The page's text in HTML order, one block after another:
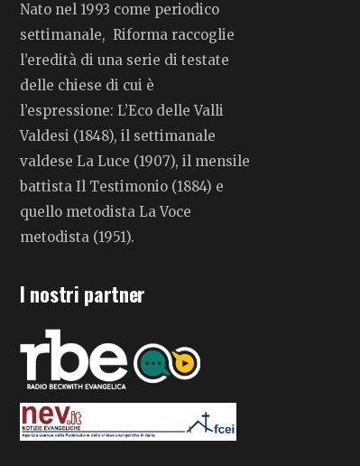
Nato nel 1993 come periodico
settimanale, Riforma raccoglie
l’eredità di una serie di testate
delle chiese di cui è
l’espressione: L’Eco delle Valli
Valdesi (1848), il settimanale
valdese La Luce (1907), il mensile
battista Il Testimonio (1884) e
quello metodista La Voce
metodista (1951).
I nostri partner